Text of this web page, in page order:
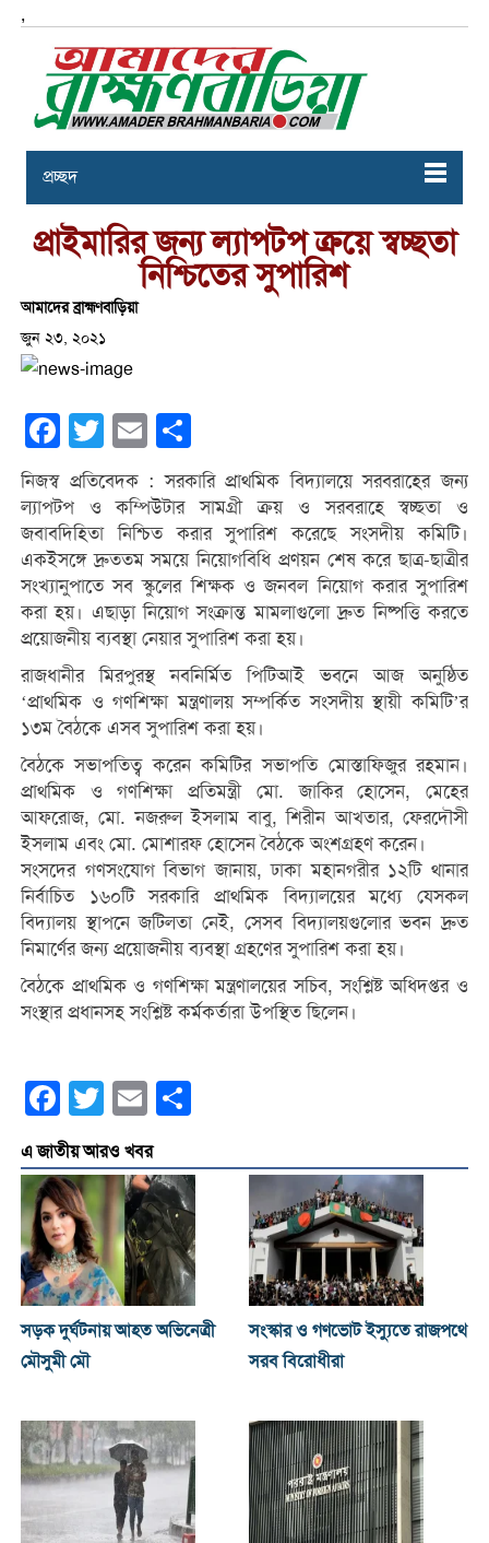
,
প্রচ্ছদ
প্রাইমারির জন্য ল্যাপটপ ক্রয়ে স্বচ্ছতা
নিশ্চিতের সুপারিশ
আমাদের ব্রাহ্মণবাড়িয়া
জুন ২৩, ২০২১
Facebook
Twitter Email
নিজস্ব প্রতিবেদক : সরকারি প্রাথমিক বিদ্যালয়ে সরবরাহের জন্য
ল্যাপটপ ও কম্পিউটার সামগ্রী ক্রয় ও সরবরাহে স্বচ্ছতা ও
জবাবদিহিতা নিশ্চিত করার সুপারিশ করেছে সংসদীয় কমিটি।
একইসঙ্গে দ্রুততম সময়ে নিয়োগবিধি প্রণয়ন শেষ করে ছাত্র-ছাত্রীর
সংখ্যানুপাতে সব স্কুলের শিক্ষক ও জনবল নিয়োগ করার সুপারিশ
করা হয়। এছাড়া নিয়োগ সংক্রান্ত মামলাগুলো দ্রুত নিষ্পত্তি করতে
প্রয়োজনীয় ব্যবস্থা নেয়ার সুপারিশ করা হয়।
রাজধানীর মিরপুরস্থ নবনির্মিত পিটিআই ভবনে আজ অনুষ্ঠিত
‘প্রাথমিক ও গণশিক্ষা মন্ত্রণালয় সম্পর্কিত সংসদীয় স্থায়ী কমিটি’র
১৩ম বৈঠকে এসব সুপারিশ করা হয়।
বৈঠকে সভাপতিত্ব করেন কমিটির সভাপতি মোস্তাফিজুর রহমান।
প্রাথমিক ও গণশিক্ষা প্রতিমন্ত্রী মো. জাকির হোসেন, মেহের
আফরোজ, মো. নজরুল ইসলাম বাবু, শিরীন আখতার, ফেরদৌসী
ইসলাম এবং মো. মোশারফ হোসেন বৈঠকে অংশগ্রহণ করেন।
সংসদের গণসংযোগ বিভাগ জানায়, ঢাকা মহানগরীর ১২টি থানার
নির্বাচিত ১৬০টি সরকারি প্রাথমিক বিদ্যালয়ের মধ্যে যেসকল
বিদ্যালয় স্থাপনে জটিলতা নেই, সেসব বিদ্যালয়গুলোর ভবন দ্রুত
নিমার্ণের জন্য প্রয়োজনীয় ব্যবস্থা গ্রহণের সুপারিশ করা হয়।
বৈঠকে প্রাথমিক ও গণশিক্ষা মন্ত্রণালয়ের সচিব, সংশ্লিষ্ট অধিদপ্তর ও
সংস্থার প্রধানসহ সংশ্লিষ্ট কর্মকর্তারা উপস্থিত ছিলেন।
Facebook
Twitter Email
এ জাতীয় আরও খবর
সড়ক দুর্ঘটনায় আহত অভিনেত্রী
মৌসুমী মৌ
সংস্কার ও গণভোট ইস্যুতে রাজপথে
সরব বিরোধীরা